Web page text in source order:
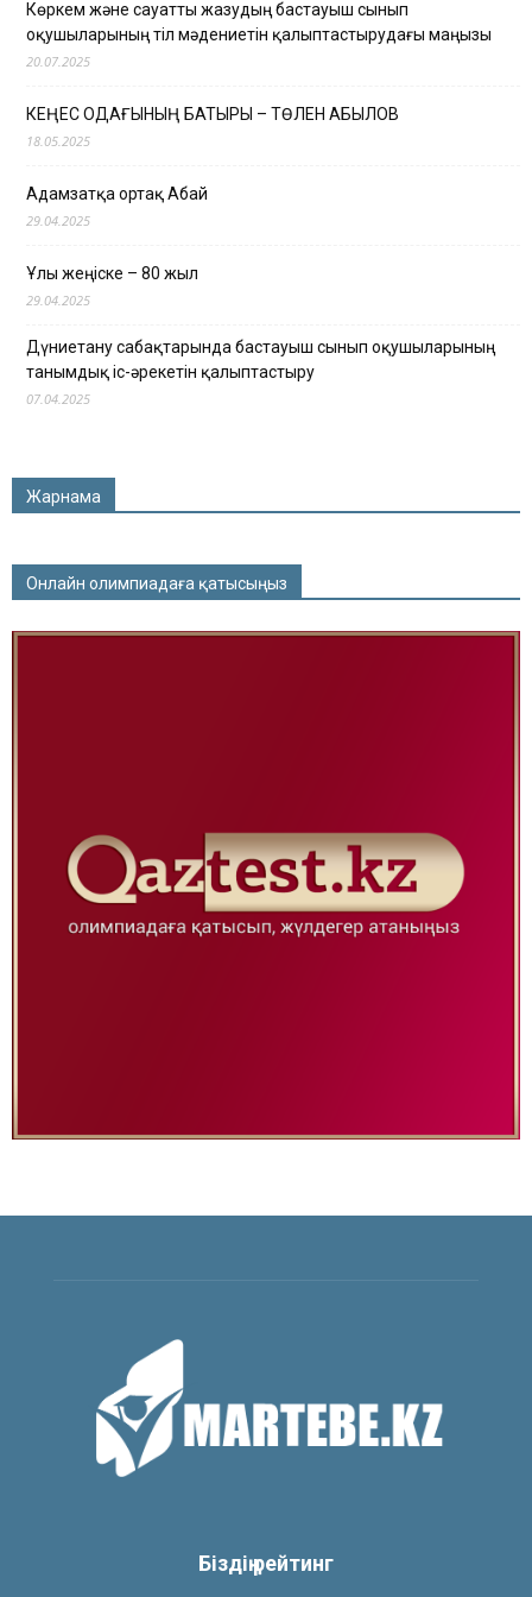
Көркем және сауатты жазудың бастауыш сынып
оқушыларының тіл мәдениетін қалыптастырудағы маңызы
20.07.2025
КЕҢЕС ОДАҒЫНЫҢ БАТЫРЫ – ТӨЛЕН ҚАБЫЛОВ
18.05.2025
Адамзатқа ортақ Абай
29.04.2025
Ұлы жеңіске – 80 жыл
29.04.2025
Дүниетану сабақтарында бастауыш сынып оқушыларының
танымдық іс-әрекетін қалыптастыру
07.04.2025
Жарнама
Онлайн олимпиадаға қатысыңыз
Біздің рейтинг